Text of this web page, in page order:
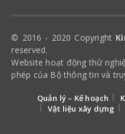
© 2016 - 2020 Copyright
reserved.
Website hoạt động thử
phép của Bộ thông tin và
Quản lý – Kế hoạch
Vật liệu xây dựng